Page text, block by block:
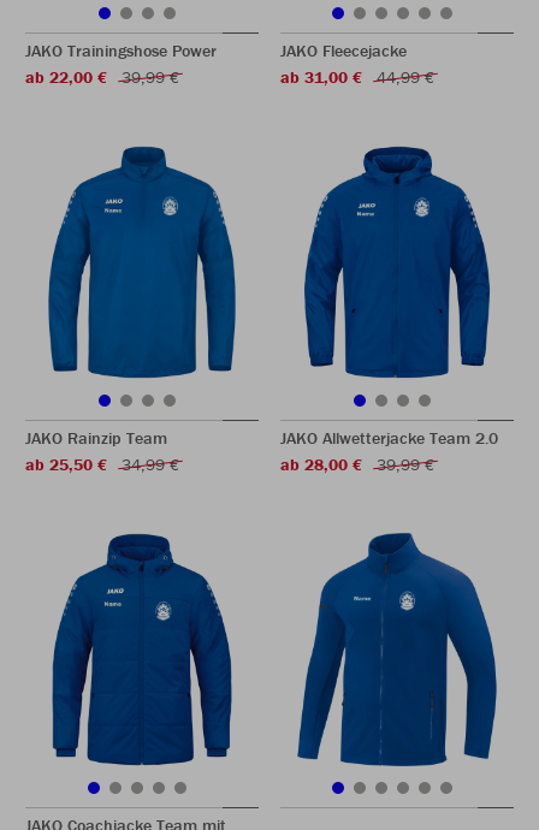
JAKO Trainingshose Power
ab 22,00 €
39,99 €
JAKO Fleecejacke
ab 31,00 €
44,99 €
JAKO Rainzip Team
ab 25,50 €
34,99 €
JAKO Allwetterjacke Team 2.0
ab 28,00 €
39,99 €
JAKO Coachjacke Team mit